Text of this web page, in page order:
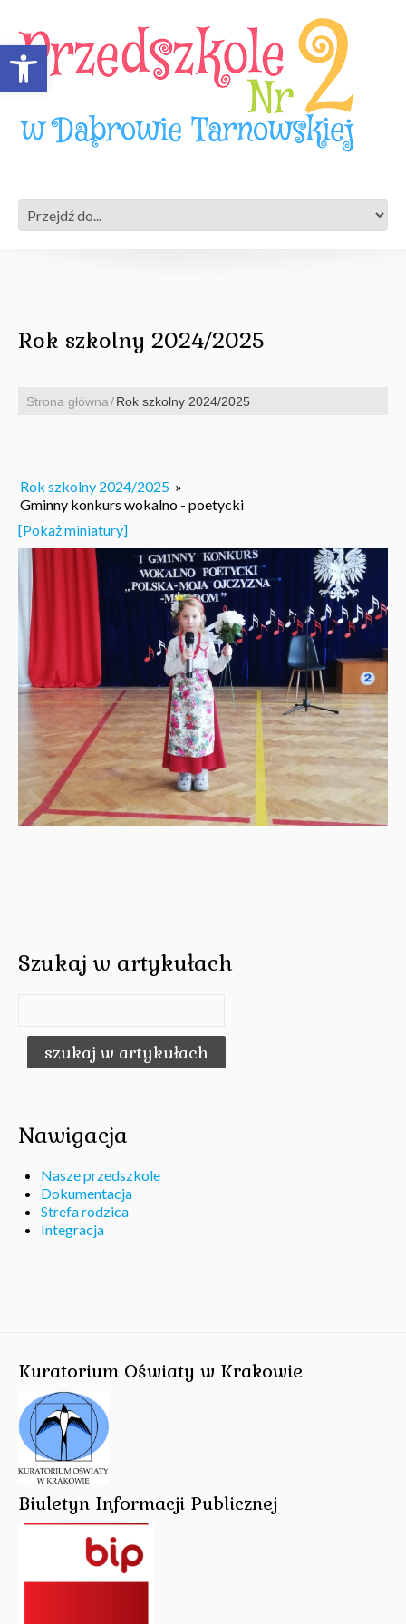
Open toolbar
Rok szkolny 2024/2025
Strona główna Rok szkolny 2024/2025
Rok szkolny 2024/2025 »
Gminny konkurs wokalno - poetycki
[Pokaż miniatury]
Szukaj w artykułach
Nawigacja
Nasze przedszkole
Dokumentacja
Strefa rodzica
Integracja
Kuratorium Oświaty w Krakowie
Biuletyn Informacji Publicznej